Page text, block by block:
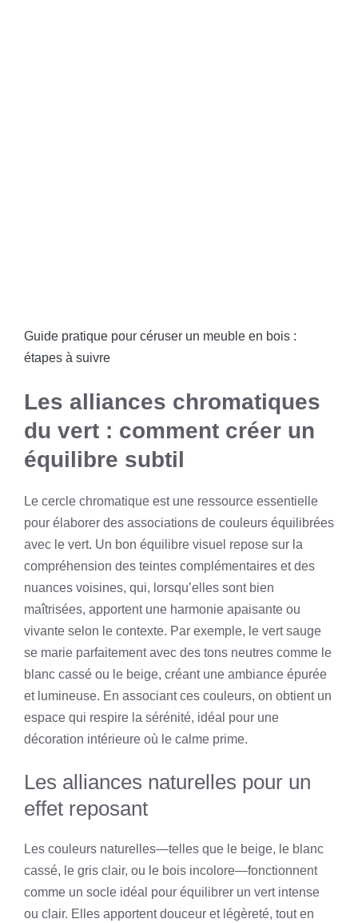
Guide pratique pour céruser un meuble en bois :
étapes à suivre
Les alliances chromatiques
du vert : comment créer un
équilibre subtil
Le cercle chromatique est une ressource essentielle
pour élaborer des associations de couleurs équilibrées
avec le vert. Un bon équilibre visuel repose sur la
compréhension des teintes complémentaires et des
nuances voisines, qui, lorsqu’elles sont bien
maîtrisées, apportent une harmonie apaisante ou
vivante selon le contexte. Par exemple, le vert sauge
se marie parfaitement avec des tons neutres comme le
blanc cassé ou le beige, créant une ambiance épurée
et lumineuse. En associant ces couleurs, on obtient un
espace qui respire la sérénité, idéal pour une
décoration intérieure où le calme prime.
Les alliances naturelles pour un
effet reposant
Les couleurs naturelles—telles que le beige, le blanc
cassé, le gris clair, ou le bois incolore—fonctionnent
comme un socle idéal pour équilibrer un vert intense
ou clair. Elles apportent douceur et légèreté, tout en